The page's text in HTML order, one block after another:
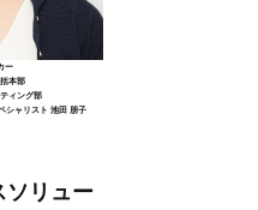
ー
本部
ィング部
シャリスト 池田 朋子
ソリュー